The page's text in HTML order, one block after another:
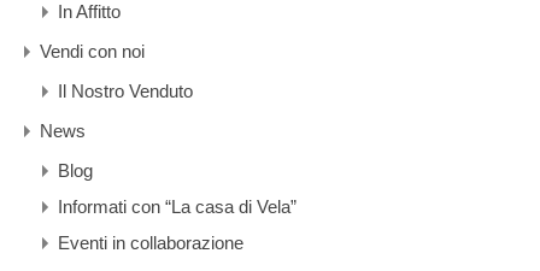
In Affitto
Vendi con noi
Il Nostro Venduto
News
Blog
Informati con “La casa di Vela”
Eventi in collaborazione